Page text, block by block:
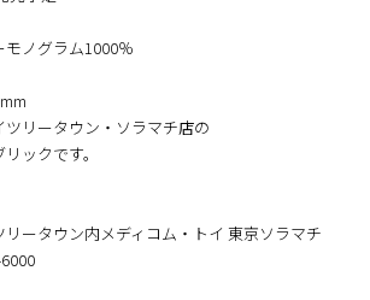
モノグラム1000％
リータウン・ソラマチ店の
ックです。
ータウン内メディコム・トイ 東京ソラマチ